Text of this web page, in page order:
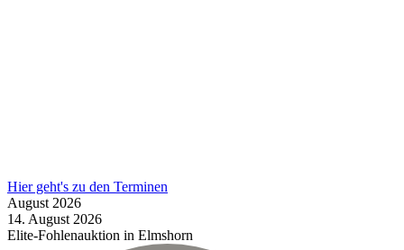
Hier geht's zu den Terminen
August 2026
14. August 2026
Elite-Fohlenauktion in Elmshorn